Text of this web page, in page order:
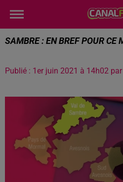
SAMBRE : EN BREF POUR CE
Publié : 1er juin 2021 à 14h02